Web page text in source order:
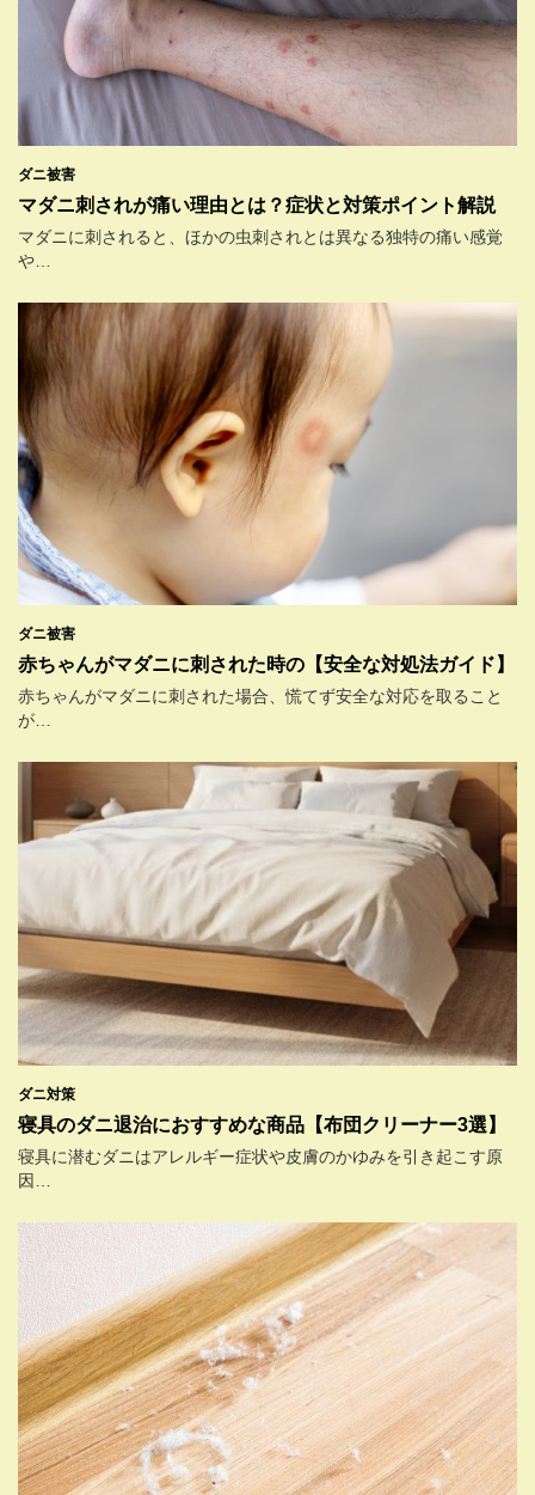
ダニ被害
マダニ刺されが痛い理由とは？症状と対策ポイント解説
マダニに刺されると、ほかの虫刺されとは異なる独特の痛い感覚
や…
ダニ被害
赤ちゃんがマダニに刺された時の【安全な対処法ガイド】
赤ちゃんがマダニに刺された場合、慌てず安全な対応を取ること
が…
ダニ対策
寝具のダニ退治におすすめな商品【布団クリーナー3選】
寝具に潜むダニはアレルギー症状や皮膚のかゆみを引き起こす原
因…